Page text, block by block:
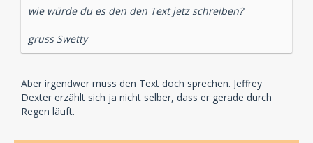
wie würde du es den den Text jetz schreiben?
gruss Swetty
Aber irgendwer muss den Text doch sprechen. Jeffrey
Dexter erzählt sich ja nicht selber, dass er gerade durch
Regen läuft.